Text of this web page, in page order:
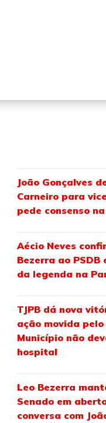
João Gonçalves
Carneiro para
pede consenso
Aécio Neves
Bezerra ao
da legenda na
TJPB dá nova
ação movida
Município não
hospital
Leo Bezerra
Senado em
conversa com